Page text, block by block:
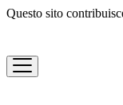
Questo sito